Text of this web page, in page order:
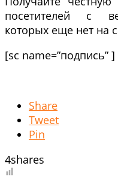
посетителей с
которых еще нет на
[sc name=”подпись” ]
Share
Tweet
Pin
4shares